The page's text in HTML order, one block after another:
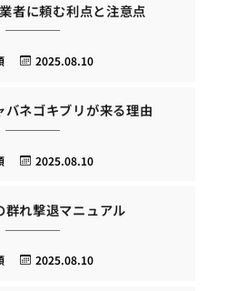
者に頼む利点と注意点
2025.08.10
バネゴキブリが来る理由
2025.08.10
群れ撃退マニュアル
2025.08.10